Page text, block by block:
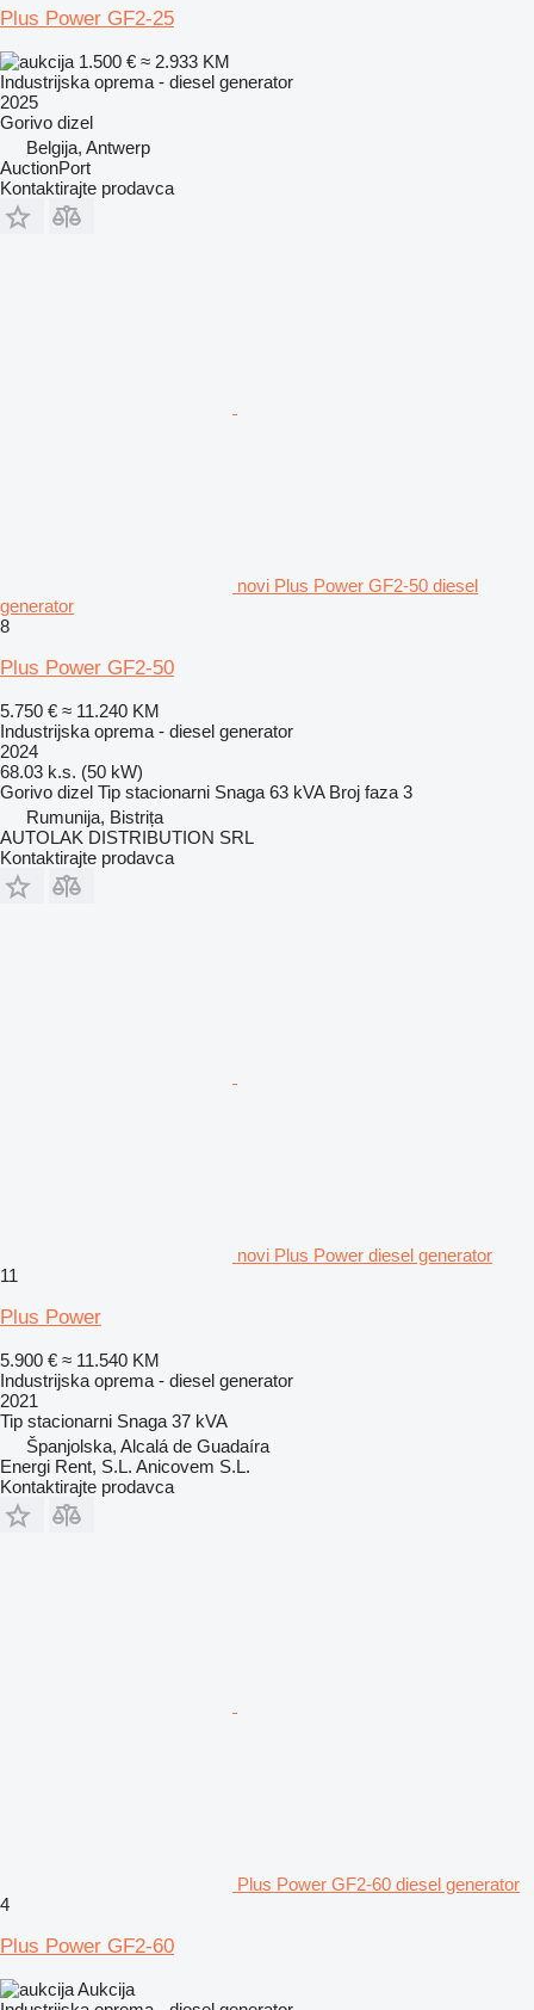
Plus Power GF2-25
1.500 € ≈ 2.933 KM
Industrijska oprema - diesel generator
2025
Gorivo dizel
Belgija, Antwerp
AuctionPort
Kontaktirajte prodavca
novi Plus Power GF2-50 diesel
generator
8
Plus Power GF2-50
5.750 € ≈ 11.240 KM
Industrijska oprema - diesel generator
2024
68.03 k.s. (50 kW)
Gorivo dizel Tip stacionarni Snaga 63 kVA Broj faza 3
Rumunija, Bistrița
AUTOLAK DISTRIBUTION SRL
Kontaktirajte prodavca
novi Plus Power diesel generator
11
Plus Power
5.900 € ≈ 11.540 KM
Industrijska oprema - diesel generator
2021
Tip stacionarni Snaga 37 kVA
Španjolska, Alcalá de Guadaíra
Energi Rent, S.L. Anicovem S.L.
Kontaktirajte prodavca
Plus Power GF2-60 diesel generator
4
Plus Power GF2-60
Aukcija